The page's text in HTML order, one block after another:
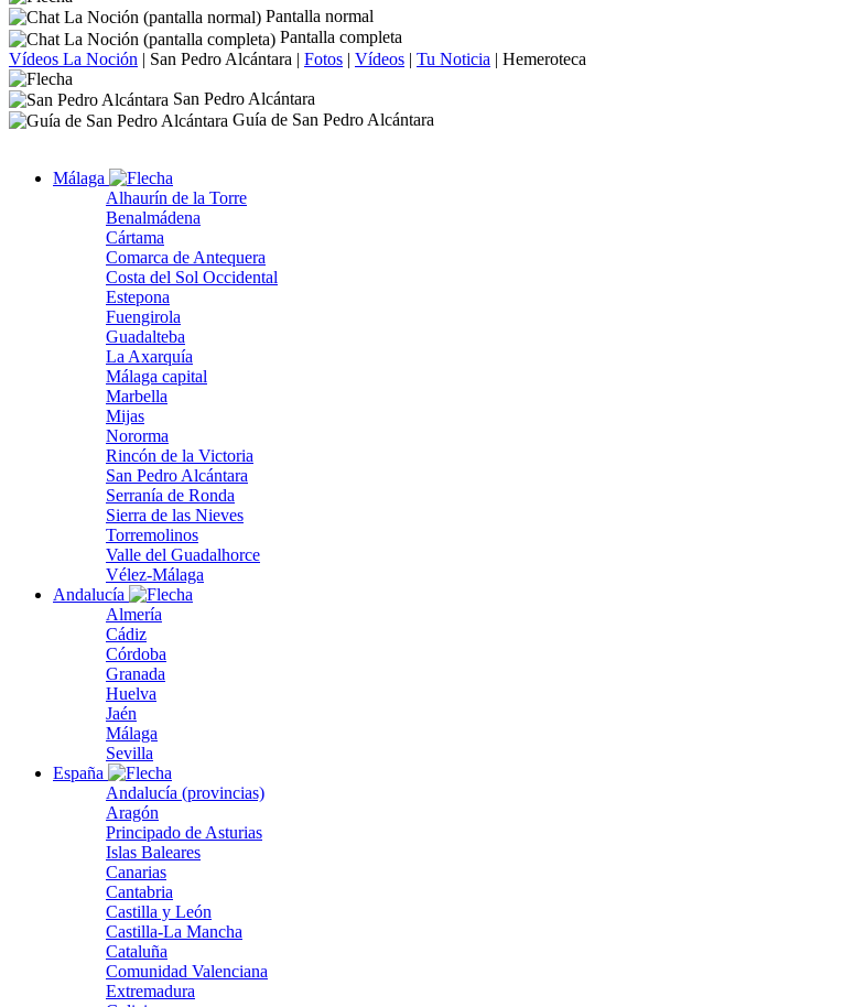
Pantalla normal
Pantalla completa
Vídeos La Noción | San Pedro Alcántara | Fotos | Vídeos | Tu Noticia | Hemeroteca
San Pedro Alcántara
Guía de San Pedro Alcántara
Málaga
Alhaurín de la Torre
Benalmádena
Cártama
Comarca de Antequera
Costa del Sol Occidental
Estepona
Fuengirola
Guadalteba
La Axarquía
Málaga capital
Marbella
Mijas
Nororma
Rincón de la Victoria
San Pedro Alcántara
Serranía de Ronda
Sierra de las Nieves
Torremolinos
Valle del Guadalhorce
Vélez-Málaga
Andalucía
Almería
Cádiz
Córdoba
Granada
Huelva
Jaén
Málaga
Sevilla
España
Andalucía (provincias)
Aragón
Principado de Asturias
Islas Baleares
Canarias
Cantabria
Castilla y León
Castilla-La Mancha
Cataluña
Comunidad Valenciana
Extremadura